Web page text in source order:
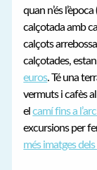
quan n’és
calçotada amb
calçots
calçotades,
euros. Té una
vermuts i cafès
elcamí fins a
excursions per
més imatges